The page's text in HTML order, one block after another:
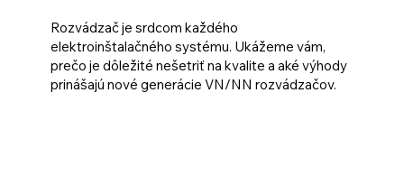
Rozvádzač je srdcom každého
elektroinštalačného systému. Ukážeme vám,
prečo je dôležité nešetriť na kvalite a aké výhody
prinášajú nové generácie VN/NN rozvádzačov.